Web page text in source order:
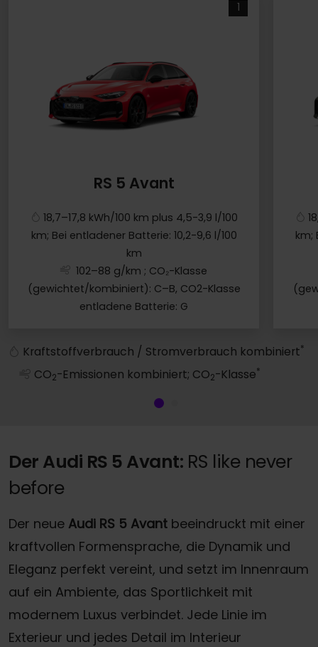
1
RS 5 Avant
18,7–17,8 kWh/100 km plus 4,5-3,9 l/100
km; Bei entladener Batterie: 10,2-9,6 l/100
km
102–88 g/km ; CO₂-Klasse
(gewichtet/kombiniert): C–B, CO2-Klasse
entladene Batterie: G
km;
Kraftstoffverbrauch / Stromverbrauch kombiniert*
CO2-Emissionen kombiniert; CO2-Klasse*
Der Audi RS 5 Avant: RS like never
before
Der neue Audi RS 5 Avant beeindruckt mit einer
kraftvollen Formensprache, die Dynamik und
Eleganz perfekt vereint, und setzt im Innenraum
auf ein Ambiente, das Sportlichkeit mit
modernem Luxus verbindet. Jede Linie im
Exterieur und jedes Detail im Interieur